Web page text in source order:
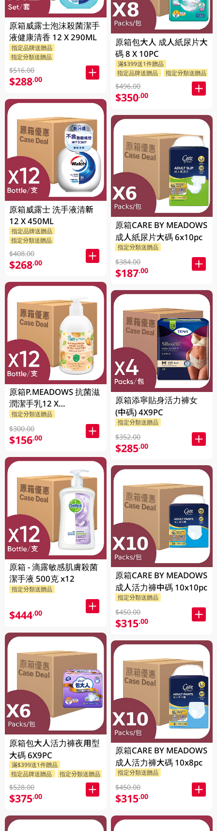
原箱威露士泡沫殺菌潔手
液健康清香 12 X 290ML
指定品牌送贈品
指定分類送贈品
$516.00
$288.00
原箱威露士 洗手液清新
12 X 450ML
指定品牌送贈品
指定分類送贈品
$408.00
$268.00
原箱P.MEADOWS 抗菌滋
潤潔手乳12 X
2P.MEADOWS GM
指定分類送贈品
$300.00
$156.00
原箱 - 滴露敏感肌膚殺菌
潔手液 500克 x12
指定分類送贈品
$444.00
原箱包大人活力褲夜用型
大碼 6X9PC
滿$399送1件贈品
指定品牌送贈品
指定分類送贈品
$528.00
$375.00
原箱包大人 成人紙尿片大
碼 8 X 10PC
滿$399送1件贈品
指定品牌送贈品
指定分類送贈品
$496.00
$350.00
原箱CARE BY MEADOWS
成人紙尿片大碼 6x10pc
指定分類送贈品
$384.00
$187.00
原箱添寧貼身活力褲女
(中碼) 4X9PC
指定分類送贈品
$352.00
$285.00
原箱CARE BY MEADOWS
成人活力褲中碼 10x10pc
指定分類送贈品
$450.00
$315.00
原箱CARE BY MEADOWS
成人活力褲大碼 10x8pc
指定分類送贈品
$450.00
$315.00